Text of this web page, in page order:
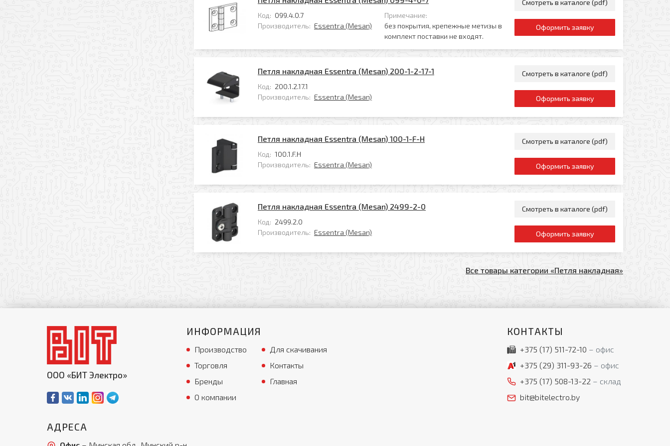
Код: 099.4.0.7
Производитель: Essentra (Mesan)
Примечание:
без покрытия, крепежные метизы в
комплект поставки не входят.
Смотреть в каталоге (pdf)
Оформить заявку
Петля накладная Essentra (Mesan) 200-1-2-17-1
Код: 200.1.2.17.1
Производитель: Essentra (Mesan)
Смотреть в каталоге (pdf)
Оформить заявку
Петля накладная Essentra (Mesan) 100-1-F-H
Код: 100.1.F.H
Производитель: Essentra (Mesan)
Смотреть в каталоге (pdf)
Оформить заявку
Петля накладная Essentra (Mesan) 2499-2-0
Код: 2499.2.0
Производитель: Essentra (Mesan)
Смотреть в каталоге (pdf)
Оформить заявку
Все товары категории «Петля накладная»
ООО «БИТ Электро»
ИНФОРМАЦИЯ
Производство
Торговля
Бренды
О компании
Для скачивания
Контакты
Главная
КОНТАКТЫ
+375 (17) 511-72-10
офис
+375 (29) 311-93-26
офис
+375 (17) 508-13-22
склад
bit@bitelectro.by
АДРЕСА